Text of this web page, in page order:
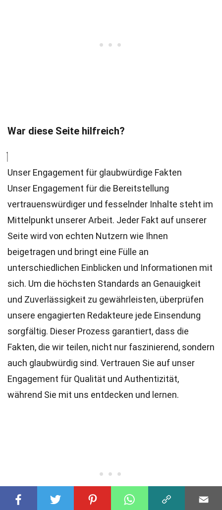
War diese Seite hilfreich?
Unser Engagement für glaubwürdige Fakten
Unser Engagement für die Bereitstellung
vertrauenswürdiger und fesselnder Inhalte steht im
Mittelpunkt unserer Arbeit. Jeder Fakt auf unserer
Seite wird von echten Nutzern wie Ihnen
beigetragen und bringt eine Fülle an
unterschiedlichen Einblicken und Informationen mit
sich. Um die höchsten Standards an Genauigkeit
und Zuverlässigkeit zu gewährleisten, überprüfen
unsere engagierten Redakteure jede Einsendung
sorgfältig. Dieser Prozess garantiert, dass die
Fakten, die wir teilen, nicht nur faszinierend, sondern
auch glaubwürdig sind. Vertrauen Sie auf unser
Engagement für Qualität und Authentizität,
während Sie mit uns entdecken und lernen.